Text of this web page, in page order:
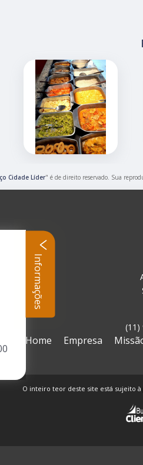
Cidade Líder" é de direito reservado. Sua
(11)
Home Empresa
O inteiro teor deste site está sujeito à
Informações